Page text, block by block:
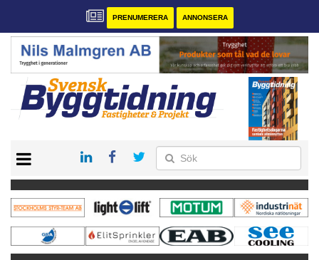
PRENUMERERA ANNONSERA
PRENUMERERA
VÅRA ANDRA MAGASIN
ANNONSERA
KONTAKT